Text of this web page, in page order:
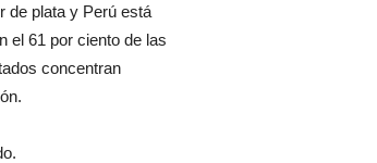
de plata y Perú está
el 61 por ciento de las
concentran